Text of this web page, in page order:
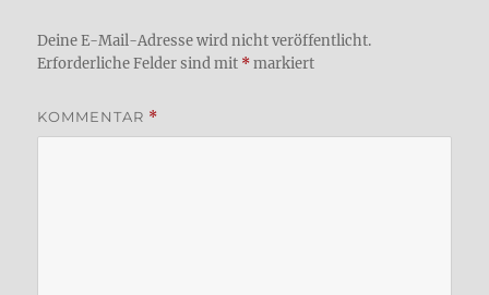
Deine E-Mail-Adresse wird nicht veröffentlicht.
Erforderliche Felder sind mit *markiert
KOMMENTAR *